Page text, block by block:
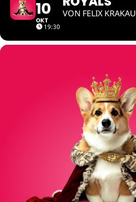
10
OKT
19:30
VON FELIX KRAKAU